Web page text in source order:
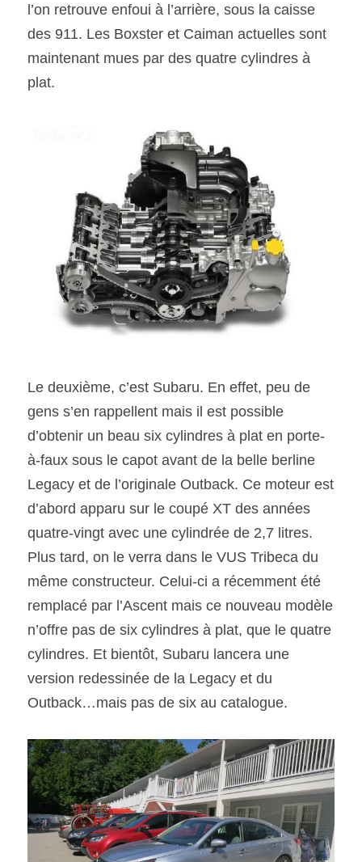
SOUMISSION RAPIDE
ASSURANCE
l’on retrouve enfoui à l’arrière, sous la caisse
des 911. Les Boxster et Caiman actuelles sont
maintenant mues par des quatre cylindres à
plat.
Le deuxième, c’est Subaru. En effet, peu de
gens s’en rappellent mais il est possible
d’obtenir un beau six cylindres à plat en porte-
à-faux sous le capot avant de la belle berline
Legacy et de l’originale Outback. Ce moteur est
d’abord apparu sur le coupé XT des années
quatre-vingt avec une cylindrée de 2,7 litres.
Plus tard, on le verra dans le VUS Tribeca du
même constructeur. Celui-ci a récemment été
remplacé par l’Ascent mais ce nouveau modèle
n’offre pas de six cylindres à plat, que le quatre
cylindres. Et bientôt, Subaru lancera une
version redessinée de la Legacy et du
Outback…mais pas de six au catalogue.